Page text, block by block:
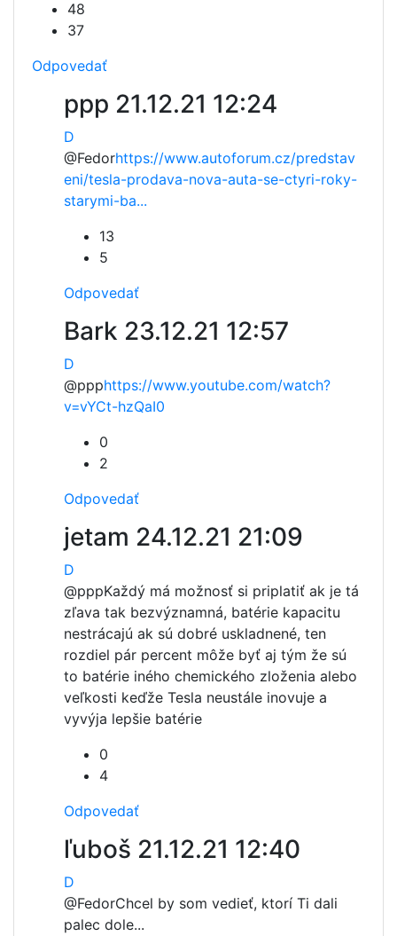
48
37
Odpovedať
ppp 21.12.21 12:24
D
@Fedorhttps://www.autoforum.cz/predstav
eni/tesla-prodava-nova-auta-se-ctyri-roky-
starymi-ba...
13
5
Odpovedať
Bark 23.12.21 12:57
D
@ppphttps://www.youtube.com/watch?
v=vYCt-hzQaI0
0
2
Odpovedať
jetam 24.12.21 21:09
D
@pppKaždý má možnosť si priplatiť ak je tá
zľava tak bezvýznamná, batérie kapacitu
nestrácajú ak sú dobré uskladnené, ten
rozdiel pár percent môže byť aj tým že sú
to batérie iného chemického zloženia alebo
veľkosti keďže Tesla neustále inovuje a
vyvýja lepšie batérie
0
4
Odpovedať
ľuboš 21.12.21 12:40
D
@FedorChcel by som vedieť, ktorí Ti dali
palec dole...